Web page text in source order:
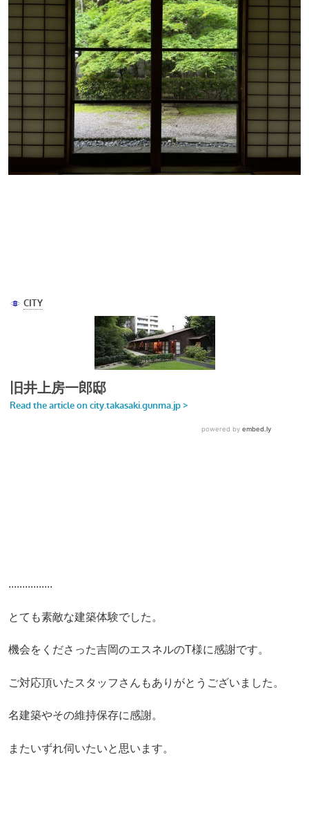
................
とても素敵な建築体験でした。
機会をくださった吉岡のエスネルのT様に感謝です。
ご対応頂いたスタッフさんもありがとうございました。
名建築やその維持保存に感謝。
またいずれ伺いたいと思います。